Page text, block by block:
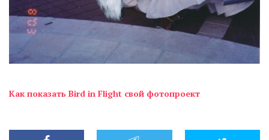
Как показать Bird in Flight свой фотопроект